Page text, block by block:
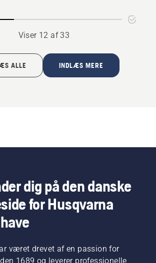
Viser 12 af 33
ALLE INDLÆS MERE
dig på den danske
for Husqvarna
været drevet af en passion for
1689 og leverer professionelle